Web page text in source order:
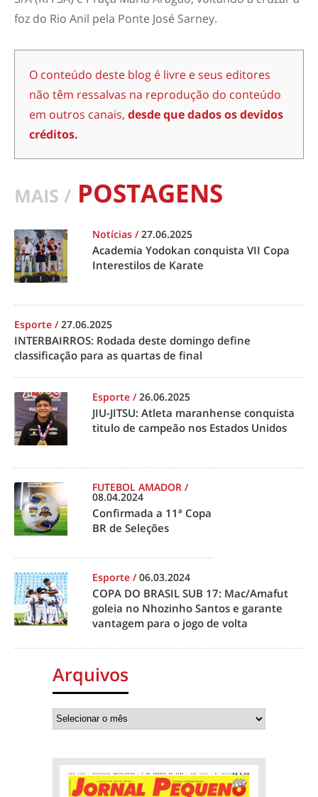
foz do Rio Anil pela Ponte José Sarney.
O conteúdo deste blog é livre e seus editores
não têm ressalvas na reprodução do conteúdo
em outros canais, desde que dados os devidos
créditos.
MAIS / POSTAGENS
Notícias /27.06.2025
Academia Yodokan conquista VII Copa
Interestilos de Karate
Esporte /27.06.2025
INTERBAIRROS: Rodada deste domingo define
classificação para as quartas de final
Esporte /26.06.2025
JIU-JITSU: Atleta maranhense conquista
titulo de campeão nos Estados Unidos
FUTEBOL AMADOR /
08.04.2024
Confirmada a 11ª Copa
BR de Seleções
Esporte /06.03.2024
COPA DO BRASIL SUB 17: Mac/Amafut
goleia no Nhozinho Santos e garante
vantagem para o jogo de volta
Arquivos